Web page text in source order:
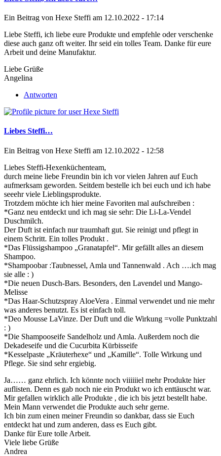
Ein Beitrag von Hexe Steffi am 12.10.2022 - 17:14
Liebe Steffi, ich liebe eure Produkte und empfehle oder verschenke
diese auch ganz oft weiter. Ihr seid ein tolles Team. Danke für eure
Arbeit und deine Manufaktur.
Liebe Grüße
Angelina
Antworten
Liebes Steffi…
Ein Beitrag von Hexe Steffi am 12.10.2022 - 12:58
Liebes Steffi-Hexenküchenteam,
durch meine liebe Freundin bin ich vor vielen Jahren auf Euch
aufmerksam geworden. Seitdem bestelle ich bei euch und ich habe
seeehr viele Lieblingsprodukte.
Trotzdem möchte ich hier meine Favoriten mal aufschreiben :
*Ganz neu entdeckt und ich mag sie sehr: Die Li-La-Vendel
Duschmilch.
Der Duft ist einfach nur traumhaft gut. Sie reinigt und pflegt in
einem Schritt. Ein tolles Produkt .
*Das Flüssigshampoo „Granatapfel“. Mir gefällt alles an diesem
Shampoo.
*Shampoobar :Taubnessel, Amla und Tannenwald . Ach ….ich mag
sie alle : )
*Die neuen Dusch-Bars. Besonders, den Lavendel und Mango-
Melisse
*Das Haar-Schutzspray AloeVera . Einmal verwendet und nie mehr
was anderes benutzt. Es ist einfach toll.
*Deo Mousse LaVinze. Der Duft und die Wirkung =volle Punktzahl
: )
*Die Shampooseife Sandelholz und Amla. Außerdem noch die
Dekadeseife und die Cucurbita Kürbisseife
*Kesselpaste „Kräuterhexe“ und „Kamille“. Tolle Wirkung und
Pflege. Sie sind sehr ergiebig.
Ja…… ganz ehrlich. Ich könnte noch viiiiiiel mehr Produkte hier
auflisten. Denn es gab noch nie ein Produkt wo ich enttäuscht war.
Mir gefallen wirklich alle Produkte , die ich bis jetzt bestellt habe.
Mein Mann verwendet die Produkte auch sehr gerne.
Ich bin zum einen meiner Freundin so dankbar, dass sie Euch
entdeckt hat und zum anderen, dass es Euch gibt.
Danke für Eure tolle Arbeit.
Viele liebe Grüße
Andrea